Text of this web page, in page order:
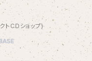
CDショップ)